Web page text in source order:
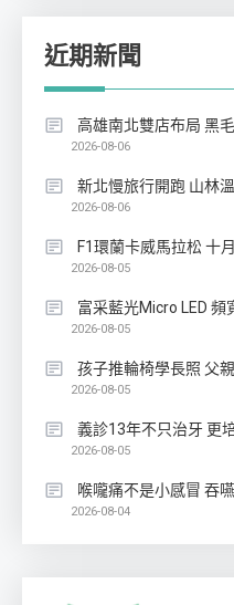
近期新聞
高雄南北雙店布局 黑
2026-08-06
新北慢旅行開跑 山林
2026-08-06
F1環蘭卡威馬拉松 十
2026-08-05
富采藍光Micro LED 頻
2026-08-05
孩子推輪椅學長照 父
2026-08-05
義診13年不只治牙 更
2026-08-05
喉嚨痛不是小感冒 吞
2026-08-04